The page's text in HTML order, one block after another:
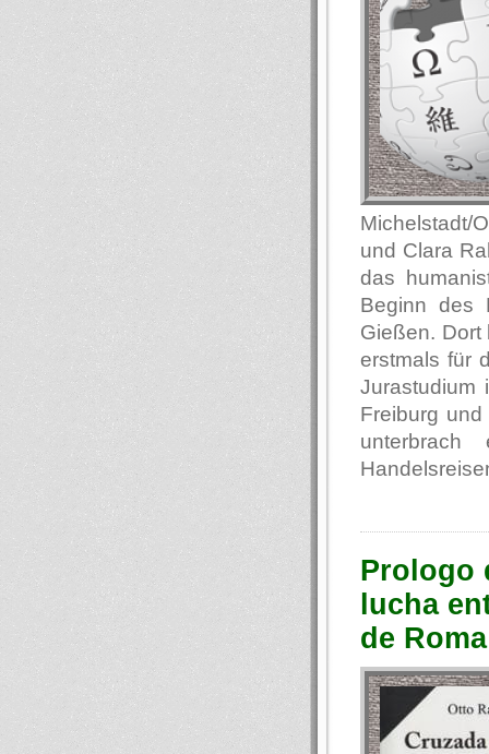
Michelstadt/
und Clara
das
Beginn des
Gießen. Dort
erstmals für
Jurastudium
Freiburg
Prologo
lucha
de Roma